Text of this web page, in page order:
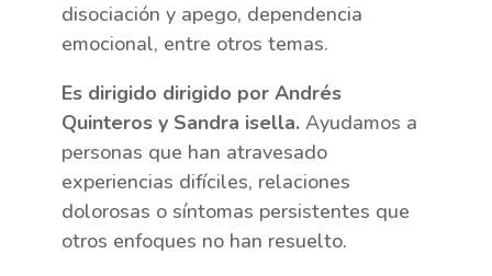
disociación y apego, dependencia
emocional, entre otros temas.
Es dirigido dirigido por Andrés
Quinteros y Sandra isella. Ayudamos a
personas que han atravesado
experiencias difíciles, relaciones
dolorosas o síntomas persistentes que
otros enfoques no han resuelto.